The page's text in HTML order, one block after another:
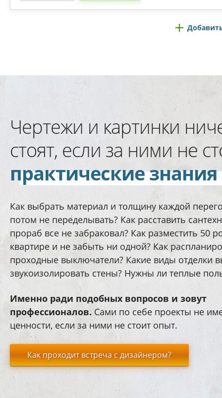
Чертежи и картинки
стоят, если за ними не
практические знания
Как выбрать материал и толщину каждой
потом не переделывать? Как расставить
прораб все не забраковал? Как разместить 50
квартире и не забыть ни одной? Как
проходные выключатели? Какие виды отделки
звукоизолировать стены? Нужны ли теплые
Именно ради подобных вопросов и зовут
профессионалов. Сами по себе проекты не
ценности, если за ними не стоит опыт.
Как проходит встреча с дизайнером?